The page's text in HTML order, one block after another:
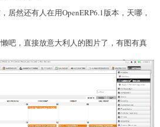
居然还有人在用OpenERP6.1版本，天哪，
吧，直接放意大利人的图片了，有图有真